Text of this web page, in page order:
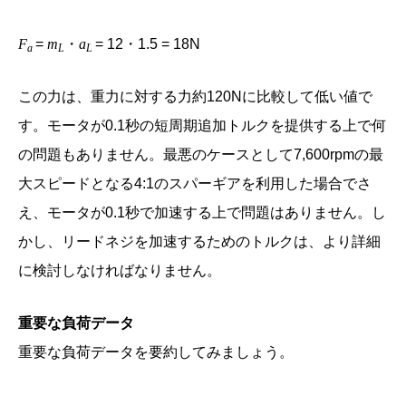
Fa = mL ・ aL = 12・1.5 = 18N
この力は、重力に対する力約120Nに比較して低い値で
す。モータが0.1秒の短周期追加トルクを提供する上で何
の問題もありません。最悪のケースとして7,600rpmの最
大スピードとなる4:1のスパーギアを利用した場合でさ
え、モータが0.1秒で加速する上で問題はありません。し
かし、リードネジを加速するためのトルクは、より詳細
に検討しなければなりません。
重要な負荷データ
重要な負荷データを要約してみましょう。